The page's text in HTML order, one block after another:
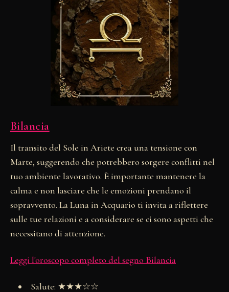
Bilancia
Il transito del Sole in Ariete crea una tensione con
Marte, suggerendo che potrebbero sorgere conflitti nel
tuo ambiente lavorativo. È importante mantenere la
calma e non lasciare che le emozioni prendano il
sopravvento. La Luna in Acquario ti invita a riflettere
sulle tue relazioni e a considerare se ci sono aspetti che
necessitano di attenzione.
Leggi l'oroscopo completo del segno Bilancia
Salute: ★★★☆☆